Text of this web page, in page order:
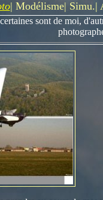
| Modélisme| Simu.|
sont de moi,